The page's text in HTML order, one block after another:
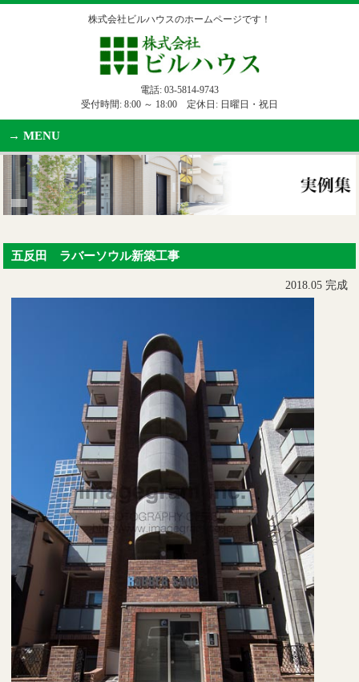
株式会社ビルハウスのホームページです！
電話: 03-5814-9743
受付時間: 8:00 ～ 18:00 定休日: 日曜日・祝日
MENU
五反田 ラバーソウル新築工事
2018.05 完成